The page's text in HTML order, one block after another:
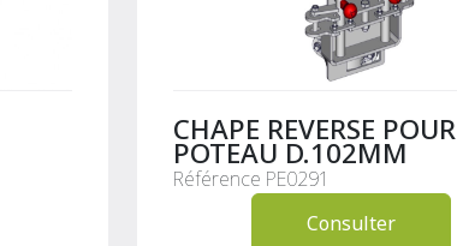
CHAPE REVERSE POUR
POTEAU D.102MM
Référence PE0291
Consulter